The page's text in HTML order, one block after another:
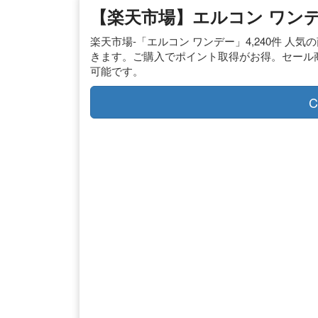
【楽天市場】エルコン ワン
楽天市場-「エルコン ワンデー」4,240件 人気
きます。ご購入でポイント取得がお得。セー
可能です。